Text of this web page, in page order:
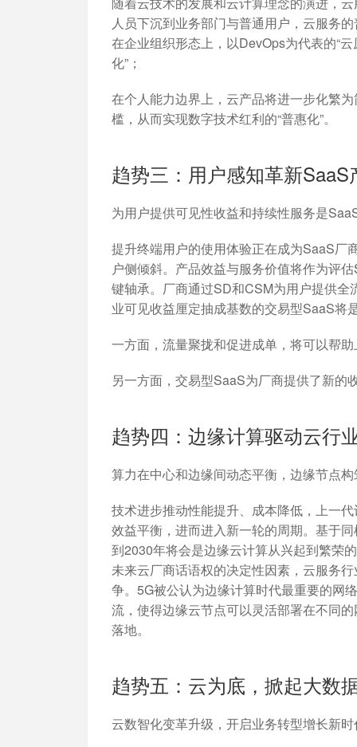
人员下沉到业务部门与普通用户，云服务
在企业组织形态上，以DevOps为代表的“
化”；
在个人能力边界上，云产品将进一步化繁
槛，从而实现数字技术红利的“普惠化”。
趋势三：用户感知革新
为用户提供可见性收益和持续性服务是
提升终端用户的使用体验正在成为SaaS厂
户侧倾斜。产品效益与服务价值将作为评
键轴承。厂商通过SD和CSM为用户提供
业可见收益厘定抽成基数的交易型SaaS将
一方面，流量聚拢和促进成单，将可以帮
另一方面，交易型SaaS为厂商提供了新的
趋势四：边缘计算驱动云行
算力在中心和边缘间动态平衡，边缘节点
技术进步推动性能提升、成本降低，上一
效益平衡，进而进入新一轮的周期。基于
到2030年将会是边缘云计算从兴起到繁荣
未来云厂商话语权的决定性因素，云服务
争。5G被公认为边缘计算时代最重要的网
流，使得边缘云节点可以灵活部署在不同
落地。
趋势五：云为底，掀起大数
云数智化变革升级，开启业务转型增长新时